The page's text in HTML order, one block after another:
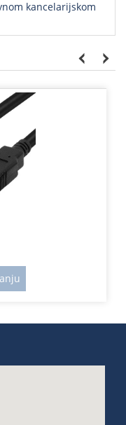
kancelarijskom